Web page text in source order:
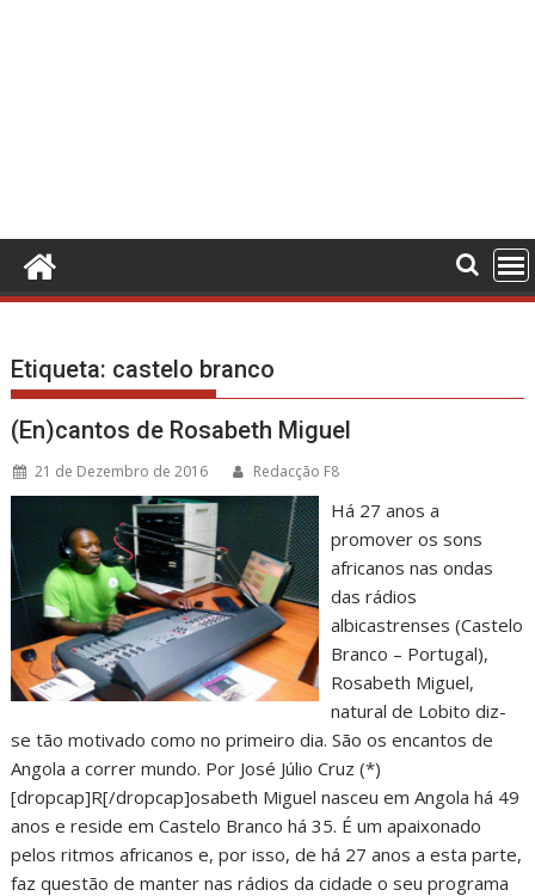
Etiqueta: castelo branco
(En)cantos de Rosabeth Miguel
21 de Dezembro de 2016 Redacção F8
Há 27 anos a
promover os sons
africanos nas ondas
das rádios
albicastrenses (Castelo
Branco – Portugal),
Rosabeth Miguel,
natural de Lobito diz-
se tão motivado como no primeiro dia. São os encantos de
Angola a correr mundo. Por José Júlio Cruz (*)
[dropcap]R[/dropcap]osabeth Miguel nasceu em Angola há 49
anos e reside em Castelo Branco há 35. É um apaixonado
pelos ritmos africanos e, por isso, de há 27 anos a esta parte,
faz questão de manter nas rádios da cidade o seu programa